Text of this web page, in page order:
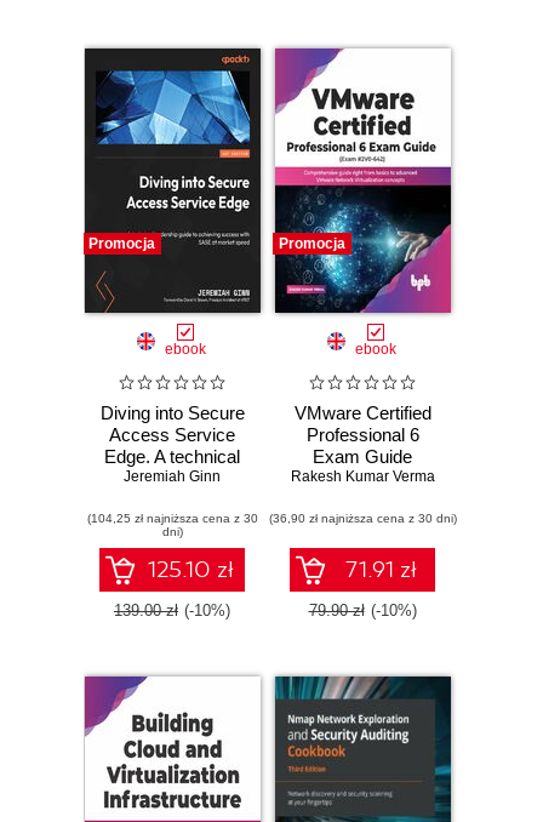
Promocja
ebook
Diving into Secure
Access Service
Edge. A technical
leadership guide to
with SASE at
market speed
Jeremiah Ginn
(104,25 zł najniższa cena z 30
dni)
125.10 zł
139.00 zł (-10%)
Promocja
ebook
VMware Certified
Professional 6
Exam Guide
(Exam #2V0-642)
Rakesh Kumar Verma
(36,90 zł najniższa cena z 30 dni)
71.91 zł
79.90 zł (-10%)